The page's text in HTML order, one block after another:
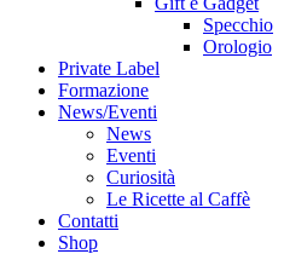
Specchio
Orologio
Private Label
Formazione
News/Eventi
News
Eventi
Curiosità
Le Ricette al Caffè
Contatti
Shop